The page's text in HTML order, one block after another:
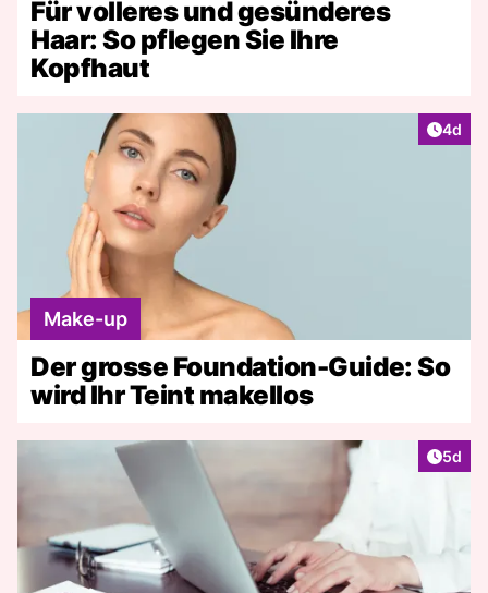
Für volleres und gesünderes
Haar: So pflegen Sie Ihre
Kopfhaut
4d
Make-up
Der grosse Foundation-Guide: So
wird Ihr Teint makellos
5d